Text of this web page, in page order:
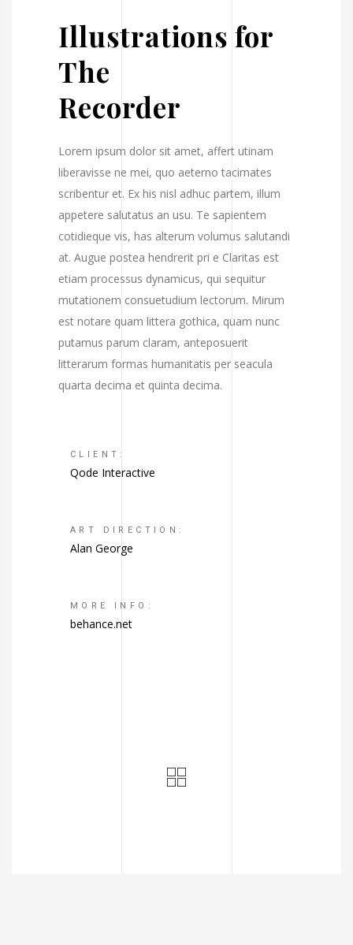
Illustrations for
The
Recorder
Lorem ipsum dolor sit amet, affert utinam
liberavisse ne mei, quo aeterno tacimates
scribentur et. Ex his nisl adhuc partem, illum
appetere salutatus an usu. Te sapientem
cotidieque vis, has alterum volumus salutandi
at. Augue postea hendrerit pri e Claritas est
etiam processus dynamicus, qui sequitur
mutationem consuetudium lectorum. Mirum
est notare quam littera gothica, quam nunc
putamus parum claram, anteposuerit
litterarum formas humanitatis per seacula
quarta decima et quinta decima.
CLIENT:
Qode Interactive
ART DIRECTION:
Alan George
MORE INFO:
behance.net